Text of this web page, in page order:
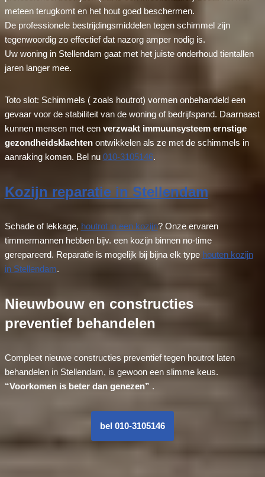
meteen terugkomt en het hout goed beschermen.
De professionele bestrijdingsmiddelen tegen schimmel zijn
tegenwoordig zo effectief dat nazorg amper nodig is.
Uw woning in Stellendam gaat met het juiste onderhoud tientallen
jaren langer mee.
Toto slot: Schimmels ( zoals houtrot) vormen onbehandeld een
gevaar voor de stabiliteit van de woning of bedrijfspand. Daarnaast
kunnen mensen met een verzwakt immuunsysteem ernstige
gezondheidsklachten ontwikkelen als ze met de schimmels in
aanraking komen. Bel nu 010-3105146.
Kozijn reparatie in Stellendam
Schade of lekkage, houtrot in een kozijn? Onze ervaren
timmermannen hebben bijv. een kozijn binnen no-time
gerepareerd. Reparatie is mogelijk bij bijna elk type houten kozijn
in Stellendam.
Nieuwbouw en constructies
preventief behandelen
Compleet nieuwe constructies preventief tegen houtrot laten
behandelen in Stellendam, is gewoon een slimme keus.
“Voorkomen is beter dan genezen” .
bel 010-3105146